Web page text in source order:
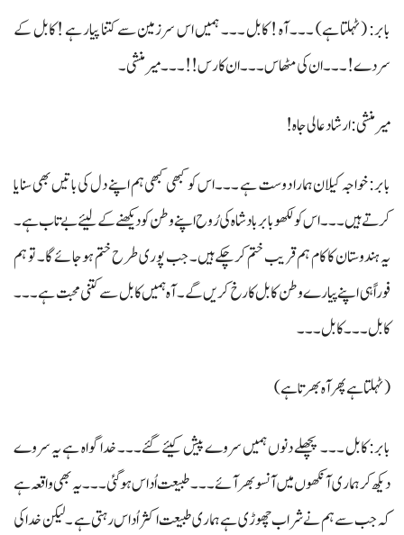
بابر: (ٹہلتا ہے) ۔۔۔ آہ ! کابل ۔۔۔ ہمیں اس سرزمین سے کتنا پیار ہے ! کابل کے
سردے!۔۔۔ ان کی مٹھاس ۔۔۔ ان کا رس!! ۔۔۔ میر منشی ۔
میرمنشی: ارشاد عالی جاہ!
بابر: خواجہ کیلان ہمارا دوست ہے ۔۔۔ اس کو کبھی کبھی ہم اپنے دل کی باتیں بھی سنایا
کرتے ہیں ۔۔۔ اس کو لکھو بابر بادشاہ کی رُوح اپنے وطن کو دیکھنے کے لیئے بے تاب ہے۔
یہ ہندوستان کا کام ہم قریب ختم کرچکے ہیں۔ جب پوری طرح ختم ہوجائے گا۔ تو ہم
فوراً ہی اپنے پیارے وطن کابل کا رخ کریں گے۔ آہ ہمیں کابل سے کتنی محبت ہے ۔۔۔
کابل ۔۔۔ کابل۔۔۔
(ٹہلتا ہے پھر آہ بھرتا ہے )
بابر: کابل ۔۔۔ پچھلے دنوں ہمیں سروے پیش کیئے گئے۔۔۔ خدا گواہ ہے یہ سروے
دیکھ کر ہماری آنکھوں میں آنسو بھر آئے ۔۔۔ طبیعت اُداس ہوگئی ۔۔۔ یہ بھی واقعہ ہے
کہ جب سے ہم نے شراب چھوڑی ہے ہماری طبیعت اکثر اُداس رہتی ہے ۔ لیکن خدا کی